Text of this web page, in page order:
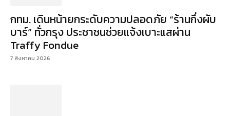
กทม. เดินหน้ายกระดับความปลอดภัย “ร้านกึ่งผับ
บาร์” ทั่วกรุง ประชาชนช่วยแจ้งเบาะแสผ่าน
Traffy Fondue
7 สิงหาคม 2026